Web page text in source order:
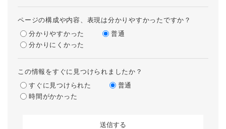
ページの構成や内容、表現は分かりやすかったですか？
分かりやすかった
普通
分かりにくかった
この情報をすぐに見つけられましたか？
すぐに見つけられた
普通
時間がかかった